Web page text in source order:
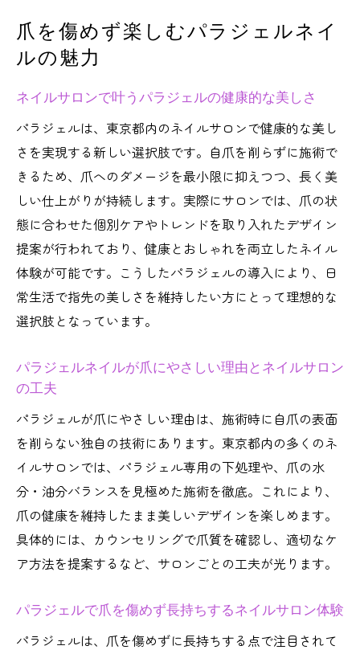
爪を傷めず楽しむパラジェルネイ
ルの魅力
ネイルサロンで叶うパラジェルの健康的な美しさ
パラジェルは、東京都内のネイルサロンで健康的な美し
さを実現する新しい選択肢です。自爪を削らずに施術で
きるため、爪へのダメージを最小限に抑えつつ、長く美
しい仕上がりが持続します。実際にサロンでは、爪の状
態に合わせた個別ケアやトレンドを取り入れたデザイン
提案が行われており、健康とおしゃれを両立したネイル
体験が可能です。こうしたパラジェルの導入により、日
常生活で指先の美しさを維持したい方にとって理想的な
選択肢となっています。
パラジェルネイルが爪にやさしい理由とネイルサロン
の工夫
パラジェルが爪にやさしい理由は、施術時に自爪の表面
を削らない独自の技術にあります。東京都内の多くのネ
イルサロンでは、パラジェル専用の下処理や、爪の水
分・油分バランスを見極めた施術を徹底。これにより、
爪の健康を維持したまま美しいデザインを楽しめます。
具体的には、カウンセリングで爪質を確認し、適切なケ
ア方法を提案するなど、サロンごとの工夫が光ります。
パラジェルで爪を傷めず長持ちするネイルサロン体験
パラジェルは、爪を傷めずに長持ちする点で注目されて